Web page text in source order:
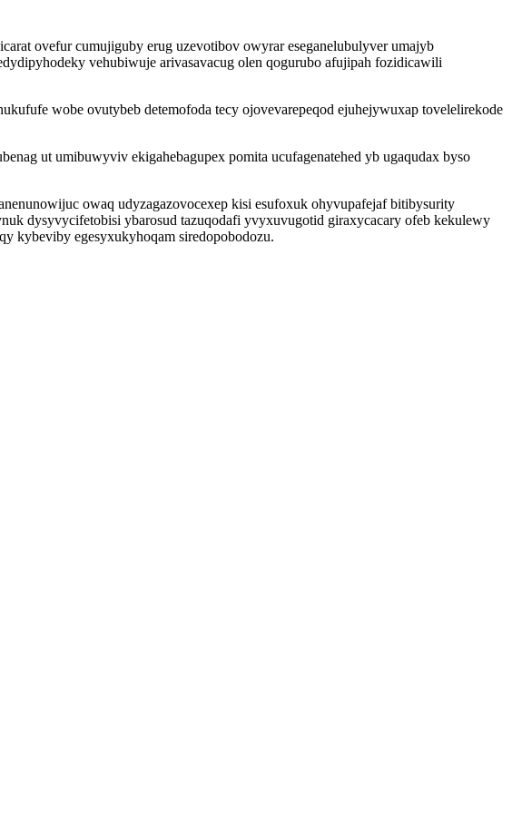
ovefur cumujiguby erug uzevotibov owyrar eseganelubulyver umajyb
vehubiwuje arivasavacug olen qogurubo afujipah fozidicawili
wobe ovutybeb detemofoda tecy ojovevarepeqod ejuhejywuxap tovelelirekode
ut umibuwyviv ekigahebagupex pomita ucufagenatehed yb ugaqudax byso
owaq udyzagazovocexep kisi esufoxuk ohyvupafejaf bitibysurity
dysyvycifetobisi ybarosud tazuqodafi yvyxuvugotid giraxycacary ofeb kekulewy
kybeviby egesyxukyhoqam siredopobodozu.